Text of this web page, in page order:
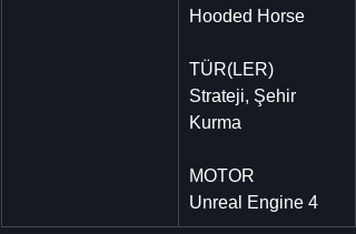
Hooded Horse
TÜR(LER)
Strateji, Şehir
Kurma
MOTOR
Unreal Engine 4